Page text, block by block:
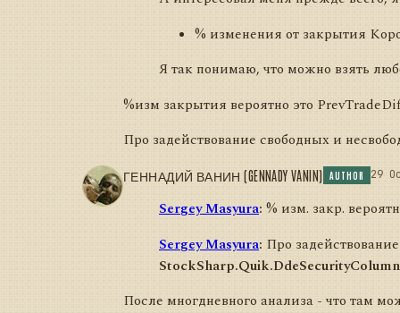
% изменения от закрытия
Я так понимаю, что можно взять
%изм закрытия вероятно это
Про задействование свободных и
ГЕННАДИЙ ВАНИН (GENNADY VANIN) AUTHOR 29
Sergey Masyura: % изм. закр.
Sergey Masyura: Про
После многдневного анализа - что там